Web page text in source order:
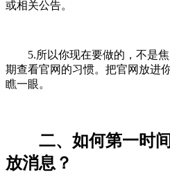
或相关公告。
5.所以你现在要做的，不是焦
期查看官网的习惯。把官网放进
瞧一眼。
二、如何第一时间
放消息？